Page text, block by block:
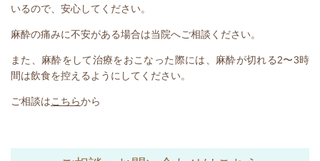
いるので、安心してください。
麻酔の痛みに不安がある場合は当院へご相談ください。
また、麻酔をして治療をおこなった際には、麻酔が切れる2〜3時
間は飲食を控えるようにしてください。
ご相談はこちらから